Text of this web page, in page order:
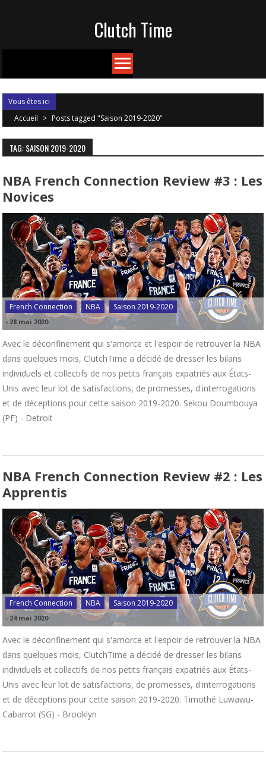
Clutch Time
Vous êtes ici
Accueil > Posts tagged "Saison 2019-2020"
TAG: SAISON 2019-2020
NBA French Connection Review #3 : Les
Novices
French Connection NBA Saison 2019-2020
- 28 mai 2020
Avec le déconfinement qui s'amorce et l'espoir de retrouver la NBA
dans quelques mois, ClutchTime a décidé de dresser les bilans
individuels et collectifs de nos petits français expatriés aux États-
Unis avec leur lot de satisfactions, de promesses, d'interrogations
et de déceptions pour cette saison 2019-2020. Sekou Doumbouya
(PF) - Detroit
NBA French Connection Review #2 : Les
Apprentis
French Connection NBA Saison 2019-2020
- 24 mai 2020
Avec le déconfinement qui s'amorce et l'espoir de retrouver la NBA
dans quelques mois, ClutchTime a décidé de dresser les bilans
individuels et collectifs de nos petits français expatriés aux États-
Unis avec leur lot de satisfactions, de promesses, d'interrogations
et de déceptions pour cette saison 2019-2020. Timothé Luwawu-
Cabarrot (SG) - Brooklyn